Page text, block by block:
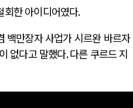
회한 아이디어였다.
백만장자 사업가 시르완 바르자
없다고 말했다.다른 쿠르드 지